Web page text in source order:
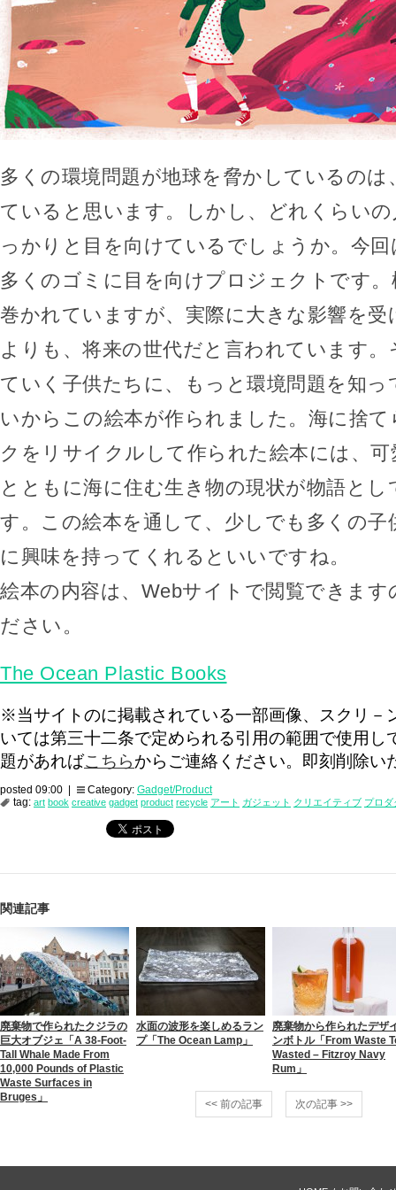
多くの環境問題が地球を脅かしているのは
ていると思います。しかし、どれくらい
っかりと目を向けているでしょうか。今
多くのゴミに目を向けプロジェクトです
巻かれていますが、実際に大きな影響を
よりも、将来の世代だと言われています
ていく子供たちに、もっと環境問題を知
いからこの絵本が作られました。海に捨
クをリサイクルして作られた絵本には、
とともに海に住む生き物の現状が物語と
す。この絵本を通して、少しでも多くの子
に興味を持ってくれるといいですね。
絵本の内容は、Webサイトで閲覧できま
ださい。
The Ocean Plastic Books
※当サイトのに掲載されている一部画像、スクリ－
いては第三十二条で定められる引用の範囲で使用し
題があればこちらからご連絡ください。即刻削除い
posted 09:00 | Category: Gadget/Product
tag: art book creative gadget product recycle アート ガジェット クリエイティブ プロダ
関連記事
廃棄物で作られたクジラの
巨大オブジェ「A 38-Foot-
Tall Whale Made From
10,000 Pounds of Plastic
Waste Surfaces in
Bruges」
水面の波形を楽しめるラン
プ「The Ocean Lamp」
廃棄物から作られたデザ
ンボトル「From Waste
Wasted – Fitzroy Navy
Rum」
<< 前の記事 次の記事 >>